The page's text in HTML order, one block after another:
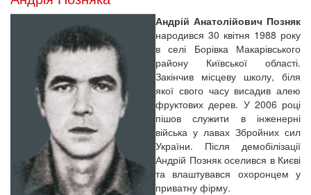
Андрій Анатолійович Позняк
народився 30 квітня 1988 року
в селі Борівка Макарівського
району Київської області.
Закінчив місцеву школу, біля
якої свого часу висадив алею
фруктових дерев. У 2006 році
пішов служити в інженерні
війська у лавах Збройних сил
України. Після демобілізації
Андрій Позняк оселився в Києві
та влаштувався охоронцем у
приватну фірму.